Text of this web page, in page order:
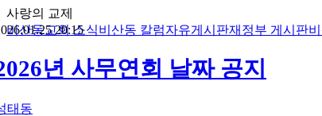
사랑의 교제
비산동교회 소식비산동 칼럼자유게시판재정부 게시판
20:15
년 사무연회 날짜 공지
태동